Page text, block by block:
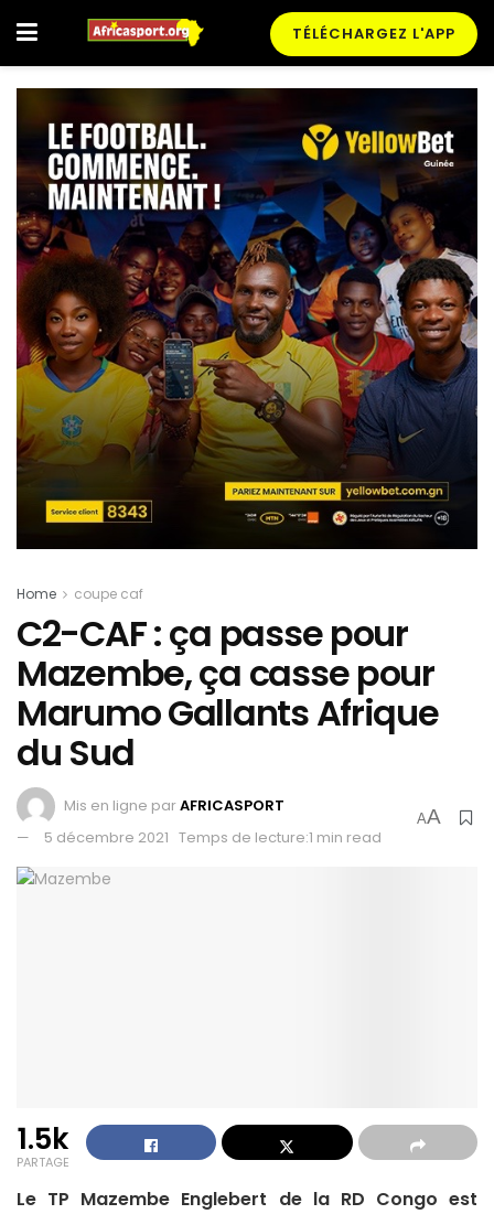
TÉLÉCHARGEZ L'APP
Home coupe caf
C2-CAF : ça passe pour
Mazembe, ça casse pour
Marumo Gallants Afrique
du Sud
Mis en ligne parAFRICASPORT
5 décembre 2021 Temps de lecture:1 min read
AA
1.5k
PARTAGE
Le TP Mazembe Englebert de la RD Congo est